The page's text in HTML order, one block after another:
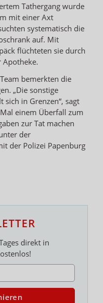
Tathergang wurde
mit einer Axt
systematisch die
auf. Mit
flüchteten sie durch
Apotheke.
bemerkten die
„Die sonstige
in Grenzen“, sagt
einem Überfall zum
zur Tat machen
der
der Polizei Papenburg
direkt in